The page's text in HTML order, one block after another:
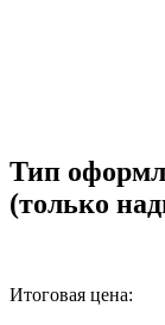
Тип
(только
Итоговая цена: